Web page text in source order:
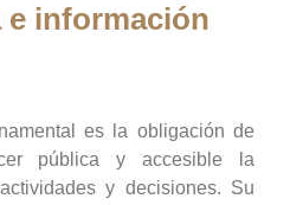
e información
es la obligación de
pública y accesible la
y decisiones. Su